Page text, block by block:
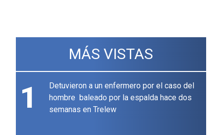
MÁS VISTAS
1
Detuvieron a un enfermero por el caso del
hombre baleado por la espalda hace dos
semanas en Trelew